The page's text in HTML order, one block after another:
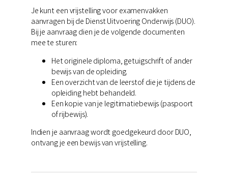
Je kunt een vrijstelling voor examenvakken
aanvragen bij de Dienst Uitvoering Onderwijs (DUO).
Bij je aanvraag dien je de volgende documenten
mee te sturen:
Het originele diploma, getuigschrift of ander
bewijs van de opleiding.
Een overzicht van de leerstof die je tijdens de
opleiding hebt behandeld.
Een kopie van je legitimatiebewijs (paspoort
of rijbewijs).
Indien je aanvraag wordt goedgekeurd door DUO,
ontvang je een bewijs van vrijstelling.